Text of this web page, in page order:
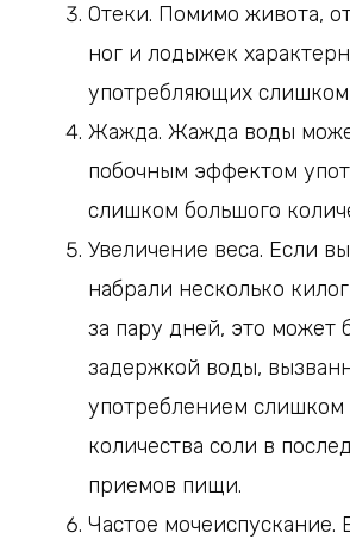
Отеки. Помимо живота,
ног и лодыжек
употребляющих слишком
Жажда. Жажда воды
побочным эффектом
слишком большого
Увеличение веса. Если
набрали несколько
за пару дней, это может
задержкой воды,
употреблением слишком
количества соли в
приемов пищи.
Частое мочеиспускание.